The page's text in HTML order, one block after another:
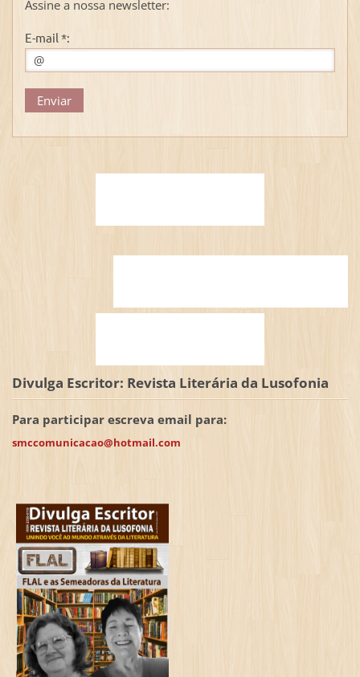
Assine a nossa newsletter:
E-mail *:
Divulga Escritor: Revista Literária da Lusofonia
Para participar escreva email para:
smccomunicacao@hotmail.com